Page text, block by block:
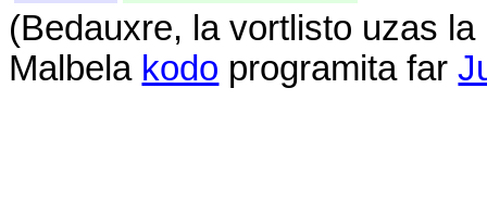
(Bedauxre, la vortlisto uzas la
Malbela kodo programita far